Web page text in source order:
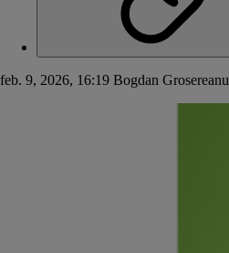
feb. 9, 2026, 16:19 Bogdan Grosereanu